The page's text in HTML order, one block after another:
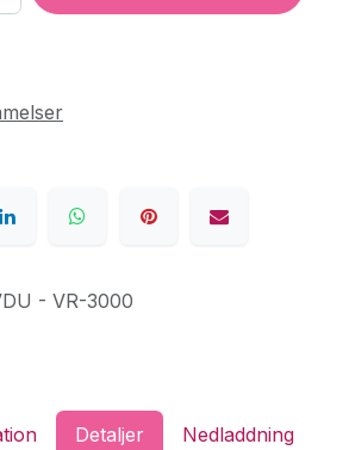
- VR-3000
Detaljer Nedladdning